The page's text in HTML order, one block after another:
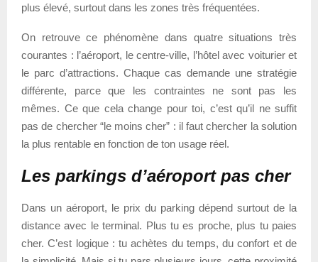
plus élevé, surtout dans les zones très fréquentées.
On retrouve ce phénomène dans quatre situations très
courantes : l’aéroport, le centre-ville, l’hôtel avec voiturier et
le parc d’attractions. Chaque cas demande une stratégie
différente, parce que les contraintes ne sont pas les
mêmes. Ce que cela change pour toi, c’est qu’il ne suffit
pas de chercher “le moins cher” : il faut chercher la solution
la plus rentable en fonction de ton usage réel.
Les parkings d’aéroport pas cher
Dans un aéroport, le prix du parking dépend surtout de la
distance avec le terminal. Plus tu es proche, plus tu paies
cher. C’est logique : tu achètes du temps, du confort et de